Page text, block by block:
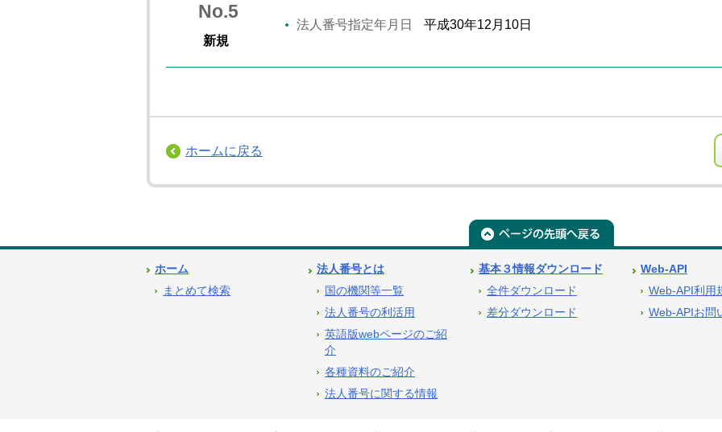
No.5
新規
法人番号指定年月日 平成30年12月10日
ホームに戻る
ホーム
まとめて検索
法人番号とは
国の機関等一覧
法人番号の利活用
英語版webページのご紹
介
各種資料のご紹介
法人番号に関する情報
基本３情報ダウンロード
全件ダウンロード
差分ダウンロード
Web-API
Web-API利用
Web-APIお問